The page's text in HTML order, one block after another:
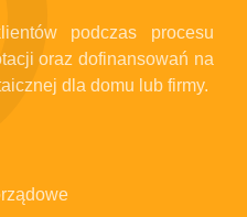
podczas procesu
oraz dofinansowań na
dla domu lub firmy.